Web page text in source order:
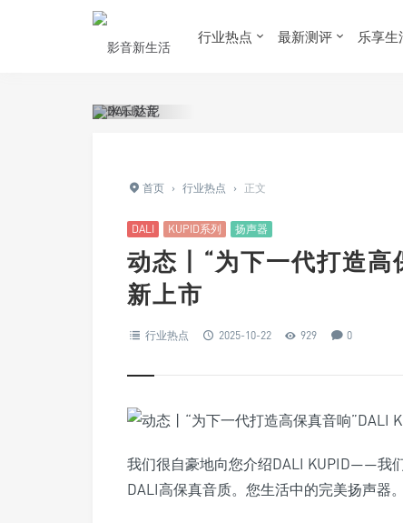
行业热点 最新测评 乐享生
首页 › 行业热点 › 正文
DALI KUPID系列 扬声器
动态丨“为下一代打造
新上市
行业热点 2025-10-22 929 0
我们很自豪地向您介绍DALI KUPID——我
DALI高保真音质。您生活中的完美扬声器。